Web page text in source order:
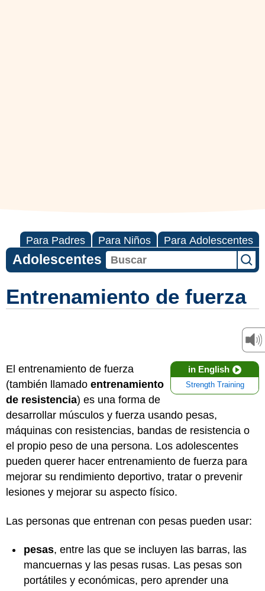
Para Padres Para Niños Para Adolescentes
Adolescentes
Entrenamiento de fuerza
in English
Strength Training
El entrenamiento de fuerza
(también llamado entrenamiento
de resistencia) es una forma de
desarrollar músculos y fuerza usando pesas,
máquinas con resistencias, bandas de resistencia o
el propio peso de una persona. Los adolescentes
pueden querer hacer entrenamiento de fuerza para
mejorar su rendimiento deportivo, tratar o prevenir
lesiones y mejorar su aspecto físico.
Las personas que entrenan con pesas pueden usar:
pesas, entre las que se incluyen las barras, las
mancuernas y las pesas rusas. Las pesas son
portátiles y económicas, pero aprender una